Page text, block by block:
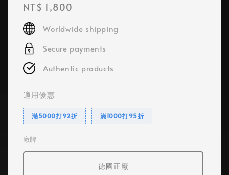
Regular
price
NT$ 1,800
Worldwide shipping
Secure payments
Authentic products
適用優惠
滿5000打92折 滿1000打95折
廠牌
德國正廠